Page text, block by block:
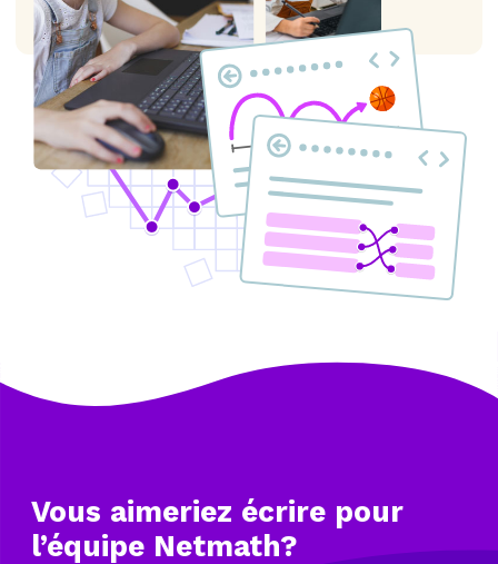
Vous aimeriez écrire pour
l’équipe Netmath?